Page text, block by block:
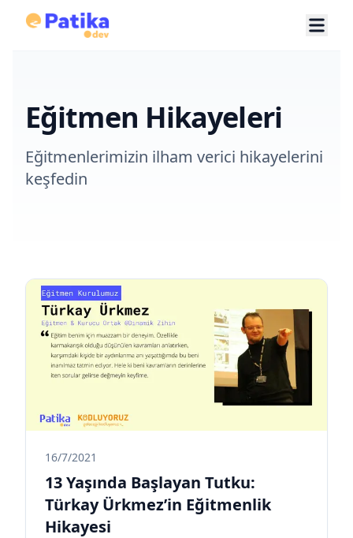
Eğitmen Hikayeleri
Eğitmenlerimizin ilham verici hikayelerini
keşfedin
16/7/2021
13 Yaşında Başlayan Tutku:
Türkay Ürkmez’in Eğitmenlik
Hikayesi